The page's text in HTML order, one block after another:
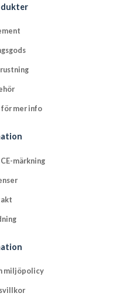
för mer info
märkning
miljöpolicy